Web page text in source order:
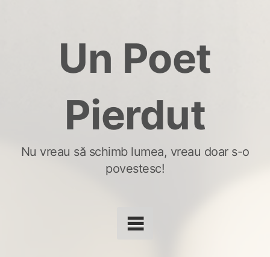
Un Poet
Pierdut
Nu vreau să schimb lumea, vreau doar s-o
povestesc!